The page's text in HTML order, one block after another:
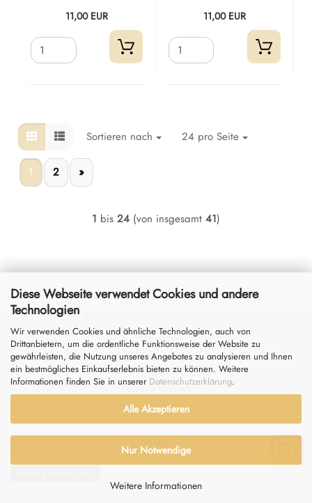
Diese Webseite verwendet Cookies und andere
Technologien
Wir verwenden Cookies und ähnliche Technologien, auch von
Drittanbietern, um die ordentliche Funktionsweise der Website zu
gewährleisten, die Nutzung unseres Angebotes zu analysieren und Ihnen
ein bestmögliches Einkaufserlebnis bieten zu können. Weitere
Informationen finden Sie in unserer Datenschutzerklärung.
Alle Akzeptieren
Nur Notwendige
Weitere Informationen
11,00 EUR 11,00 EUR
Sortieren nach 24 pro Seite
1 2 »
1 bis 24 (von insgesamt 41)
Impressum
Datenschutz &Widerrufsrecht
Händler werden
Versand- & Zahlungsbedingungen